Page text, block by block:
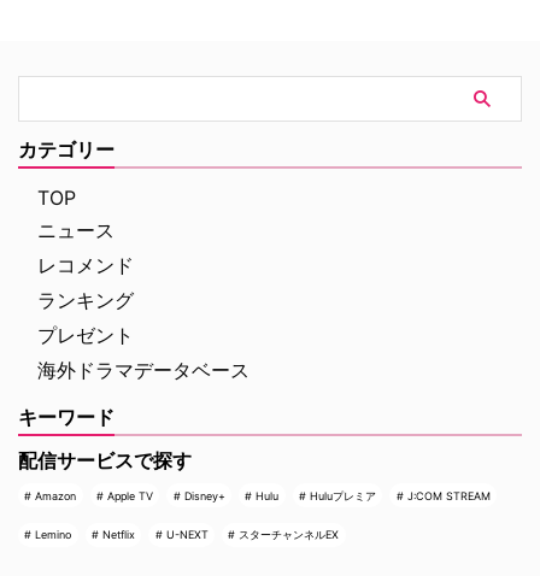
カテゴリー
TOP
ニュース
レコメンド
ランキング
プレゼント
海外ドラマデータベース
キーワード
配信サービスで探す
Amazon Apple TV Disney+ Hulu Huluプレミア J:COM STREAM
Lemino Netflix U-NEXT スターチャンネルEX